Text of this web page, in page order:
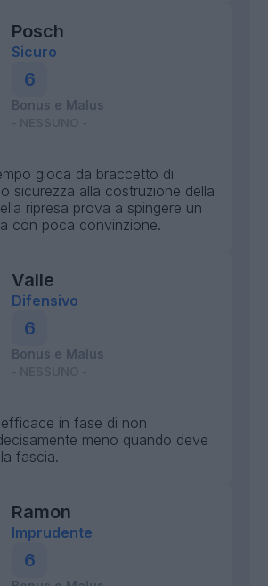
Posch
Sicuro
6
Bonus e Malus
gioca da braccetto di
sicurezza alla costruzione della
ripresa prova a spingere un
con poca convinzione.
Valle
Difensivo
6
Bonus e Malus
in fase di non
meno quando deve
fascia.
Ramon
Imprudente
6